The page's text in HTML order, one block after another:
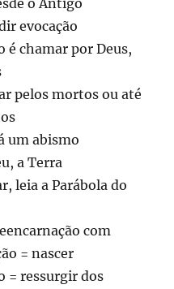
o Antigo
evocação
é chamar por Deus,
pelos mortos ou até
um abismo
a Terra
leia a Parábola do
com
= nascer
= ressurgir dos